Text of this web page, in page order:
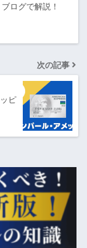
ログで解説！
次の記事
ピ